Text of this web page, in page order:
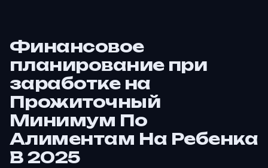
Финансовое
планирование при
заработке на
Прожиточный
Минимум По
Алиментам На Ребенка
В 2025